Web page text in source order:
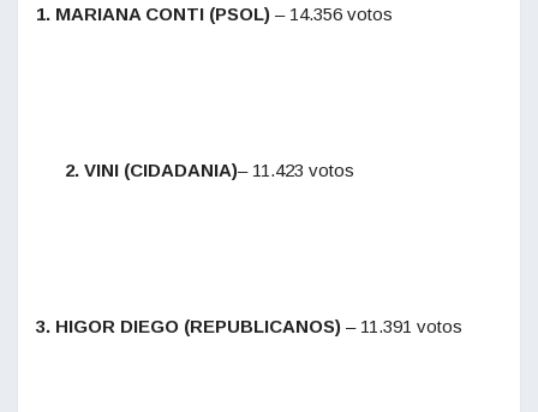
1. MARIANA CONTI (PSOL) – 14.356 votos
2. VINI (CIDADANIA)– 11.423 votos
3. HIGOR DIEGO (REPUBLICANOS) – 11.391 votos